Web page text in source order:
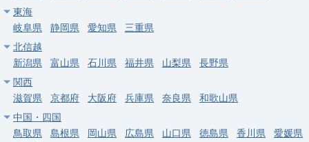
常勤
【下都賀郡野木町】人工透析／週4・5日／高額年収（年俸〜
2,000万円）
求人病院名
医療法人社団 友志会 野木病院
給与 年収 1,500万円 ～ 2,000万円
東海
岐阜県
静岡県 愛知県
三重県
北信越
新潟県
富山県 石川県 福井県 山梨県
長野県
関西
滋賀県
京都府 大阪府 兵庫県 奈良県
和歌山県
中国・四国
鳥取県
島根県 岡山県 広島県 山口県 徳島県 香川県
愛媛県